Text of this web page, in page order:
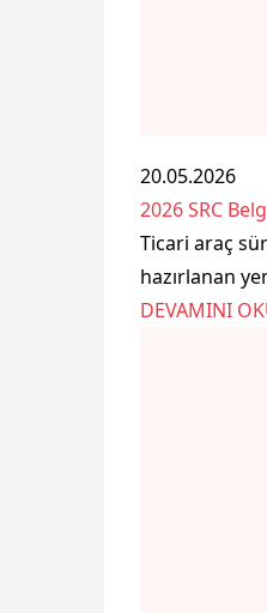
20.05.2026
2026 SRC
Ticari araç
hazırlanan
DEVAMINI